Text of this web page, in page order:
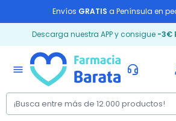
Envíos GRATIS a Península en
Descarga nuestra APP y consigue -3€
menu